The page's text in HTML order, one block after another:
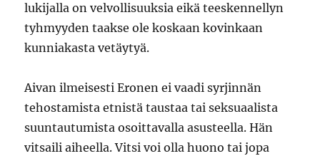
lukijalla on velvollisuuksia eikä teeskennellyn
tyhmyyden taakse ole koskaan kovinkaan
kunniakasta vetäytyä.
Aivan ilmeisesti Eronen ei vaadi syrjinnän
tehostamista etnistä taustaa tai seksuaalista
suuntautumista osoittavalla asusteella. Hän
vitsaili aiheella. Vitsi voi olla huono tai jopa